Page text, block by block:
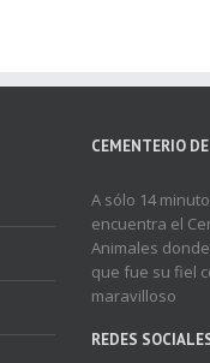
CEMENTERIO
A sólo 14
encuentra el
Animales
que fue su fiel
maravilloso
REDES